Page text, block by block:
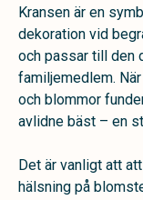
Kransen är en
dekoration vid
och passar till den
familjemedlem.
och blommor
avlidne bäst – en
Det är vanligt att
hälsning på